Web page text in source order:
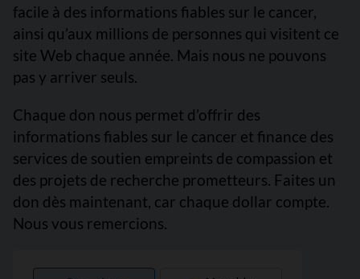
facile à des informations fiables sur le cancer,
ainsi qu’aux millions de personnes qui visitent ce
site Web chaque année. Mais nous ne pouvons
pas y arriver seuls.
Chaque don nous permet d’offrir des
informations fiables sur le cancer et finance des
services de soutien empreints de compassion et
des projets de recherche prometteurs. Faites un
don dès maintenant, car chaque dollar compte.
Nous vous remercions.